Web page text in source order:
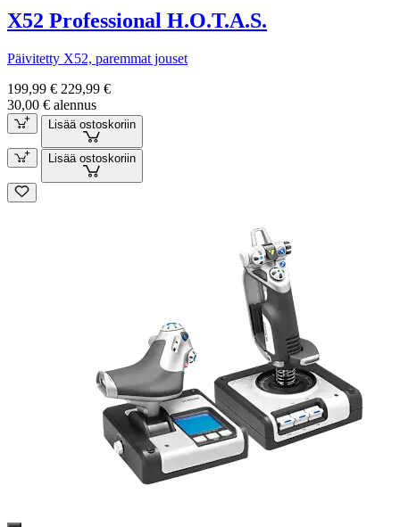
X52 Professional H.O.T.A.S.
Päivitetty X52, paremmat jouset
199,99 € 229,99 €
30,00 € alennus
Lisää ostoskoriin
Lisää ostoskoriin